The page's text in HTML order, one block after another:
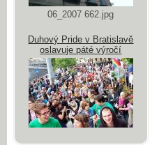
06_2007 662.jpg
Duhový Pride v Bratislavě
oslavuje páté výročí